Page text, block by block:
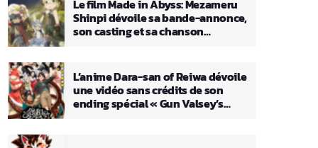
Le film Made in Abyss: Mezameru
Shinpi dévoile sa bande-annonce,
son casting et sa chanson
L’anime Dara-san of Reiwa dévoile
une vidéo sans crédits de son
ending spécial « Gun Valsey’s